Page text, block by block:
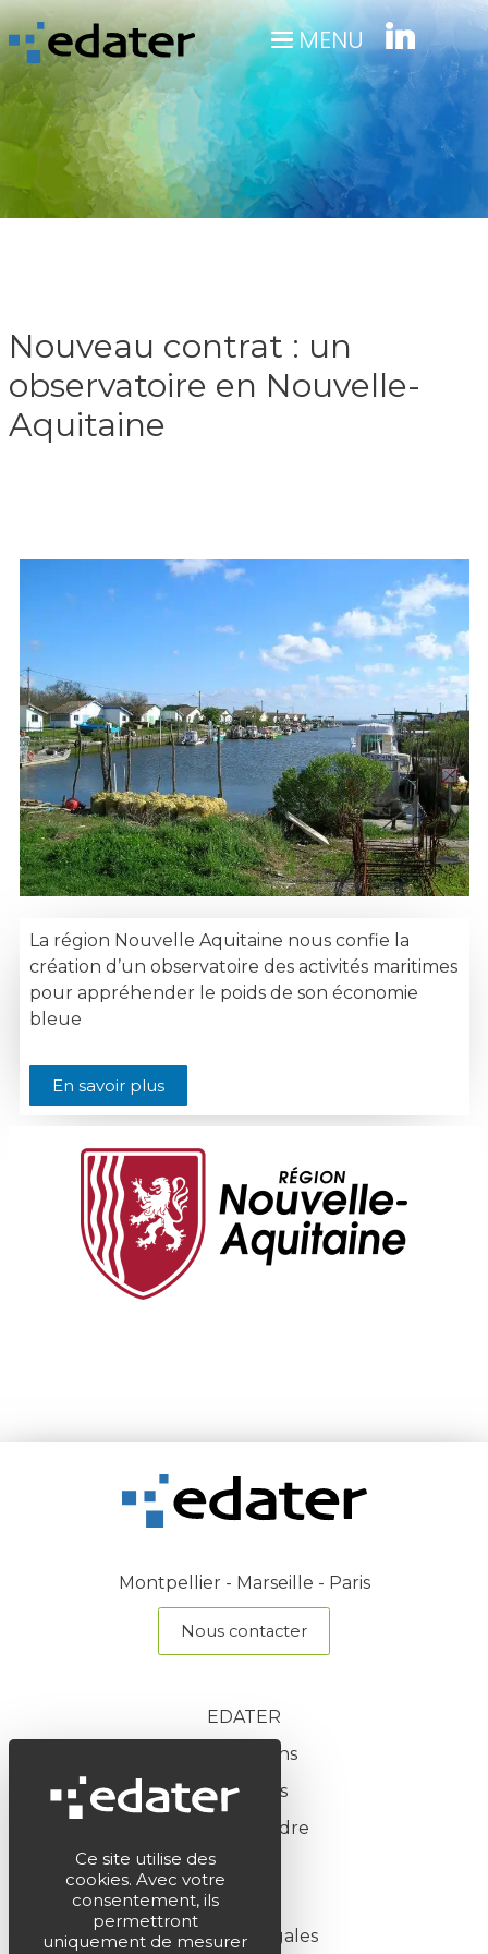
MENU
Nouveau contrat : un
observatoire en Nouvelle-
Aquitaine
La région Nouvelle Aquitaine nous confie la
création d’un observatoire des activités maritimes
pour appréhender le poids de son économie
bleue
En savoir plus
Montpellier - Marseille - Paris
Nous contacter
EDATER
Nos missions
Actualités
Nous rejoindre
Mentions légales
Panneau de gestion des cookies
Ce site utilise des
cookies. Avec votre
consentement, ils
permettront
uniquement de mesurer